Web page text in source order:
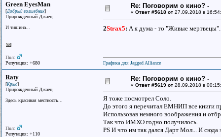
Green EyesMan
[Добрый волшебник]
Прирожденный Джаец
И тишина...
Пол:
Репутация: +680
Re: Поговорим о кино? -
« Ответ #5618 от 27.09.2018 в
2Strax5: А я дума - то "Живые
Графика для Jagged Alliance
Raty
[Крыс]
Прирожденный Джаец
Здесь красивая местность...
Пол:
Репутация: +110
Re: Поговорим о кино? -
« Ответ #5619 от 28.09.2018 в
Я тоже посмотрел Соло.
До этого я перечитал ЕМНИП все книги
Использовав немного воображения и
Так что ИМХО годно получилось.
PS И что им так дался Дарт Мол... И сюда